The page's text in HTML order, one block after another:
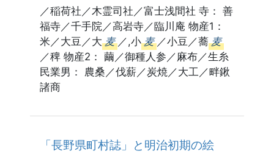
／稲荷社／木霊司社／富士浅間社 寺： 善
福寺／千手院／高岩寺／臨川庵 物産1：
米／大豆／大 麦 ／,小 麦 ／小豆／蕎 麦
／稗 物産2： 繭／御種人参／麻布／生糸
民業男： 農桑／伐薪／炭焼／大工／畔鍬
諸商
「長野県町村誌」と明治初期の絵